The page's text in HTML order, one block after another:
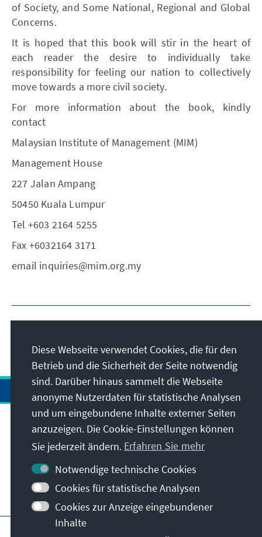
of Society, and Some National, Regional and Global
Concerns.
It is hoped that this book will stir in the heart of
each reader the desire to individually take
responsibility for feeling our nation to collectively
move towards a more civil society.
For more information about the book, kindly
contact
Malaysian Institute of Management (MIM)
Management House
227 Jalan Ampang
50450 Kuala Lumpur
Tel +603 2164 5255
Fax +6032164 3171
email inquiries@mim.org.my
Anschrift
Kontakt
Besuchen Sie auch
Hauptseite der KAS
Diese Webseite verwendet Cookies, die für den
Betrieb und die Sicherheit der Seite notwendig
sind. Darüber hinaus sammelt die Webseite
anonyme Nutzerdaten für statistische Analysen
und um eingebundene Inhalte externer Seiten
anzuzeigen. Die Cookie-Einstellungen können
Sie jederzeit ändern. Erfahren Sie mehr
Notwendige technische Cookies
Cookies für statistische Analysen
Cookies zur Anzeige eingebundener
Inhalte